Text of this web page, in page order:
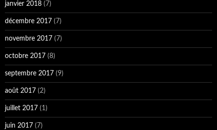
janvier 2018 (7)
décembre 2017 (7)
novembre 2017 (7)
octobre 2017 (8)
septembre 2017 (9)
août 2017 (2)
juillet 2017 (1)
juin 2017 (7)